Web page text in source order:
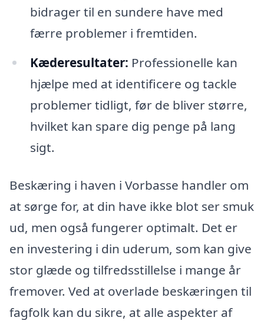
bidrager til en sundere have med
færre problemer i fremtiden.
Kæderesultater: Professionelle kan
hjælpe med at identificere og tackle
problemer tidligt, før de bliver større,
hvilket kan spare dig penge på lang
sigt.
Beskæring i haven i Vorbasse handler om
at sørge for, at din have ikke blot ser smuk
ud, men også fungerer optimalt. Det er
en investering i din uderum, som kan give
stor glæde og tilfredsstillelse i mange år
fremover. Ved at overlade beskæringen til
fagfolk kan du sikre, at alle aspekter af